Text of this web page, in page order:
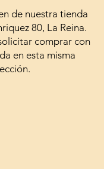
de nuestra tienda
80, La Reina.
comprar con
en esta misma